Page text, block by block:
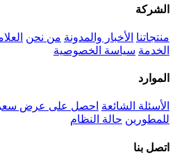
الشركة
منتجاتنا الأخبار والمدونة من نحن
الخدمة سياسة الخصوصية
الموارد
الأسئلة الشائعة احصل على عرض سعر
للمطورين حالة النظام
اتصل بنا